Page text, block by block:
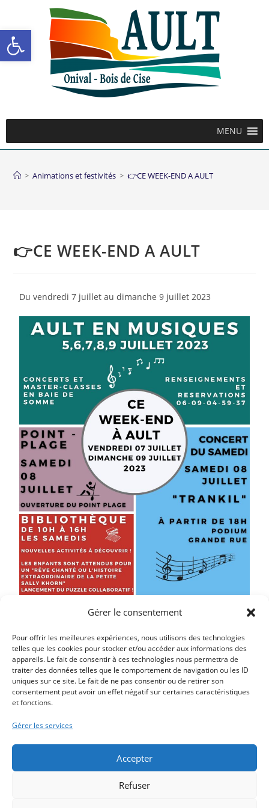
Ouvrir la barre d’outils
Gérer le consentement
Pour offrir les meilleures expériences, nous utilisons des technologies
telles que les cookies pour stocker et/ou accéder aux informations des
appareils. Le fait de consentir à ces technologies nous permettra de
traiter des données telles que le comportement de navigation ou les ID
uniques sur ce site. Le fait de ne pas consentir ou de retirer son
consentement peut avoir un effet négatif sur certaines caractéristiques
et fonctions.
Gérer les services
Accepter
Refuser
MENU
> Animations et festivités > 👉CE WEEK-END A AULT
👉CE WEEK-END A AULT
Du vendredi 7 juillet au dimanche 9 juillet 2023
Article précédent
👉CE WEEK-END A AULT